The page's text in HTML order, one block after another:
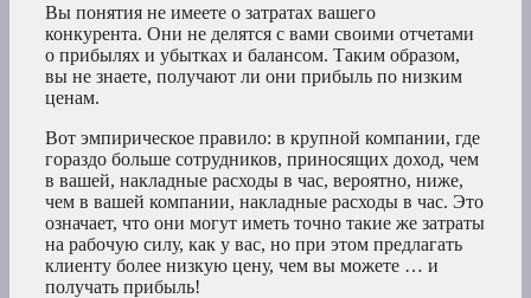
Вы понятия не имеете о затратах вашего
конкурента. Они не делятся с вами своими отчетами
о прибылях и убытках и балансом. Таким образом,
вы не знаете, получают ли они прибыль по низким
ценам.
Вот эмпирическое правило: в крупной компании, где
гораздо больше сотрудников, приносящих доход, чем
в вашей, накладные расходы в час, вероятно, ниже,
чем в вашей компании, накладные расходы в час. Это
означает, что они могут иметь точно такие же затраты
на рабочую силу, как у вас, но при этом предлагать
клиенту более низкую цену, чем вы можете … и
получать прибыль!